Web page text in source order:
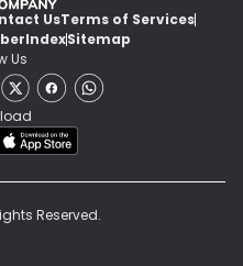
UsTerms of Services
IndexSitemap
Us
Reserved.